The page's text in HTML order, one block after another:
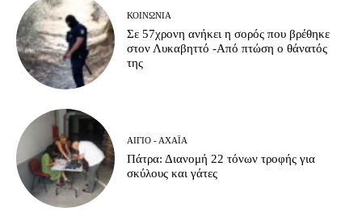
ΚΟΙΝΩΝΊΑ
Σε 57χρονη ανήκει η σορός που βρέθηκε
στον Λυκαβηττό -Από πτώση ο θάνατός
της
ΑΊΓΙΟ - ΑΧΑΪ́Α
Πάτρα: Διανομή 22 τόνων τροφής για
σκύλους και γάτες